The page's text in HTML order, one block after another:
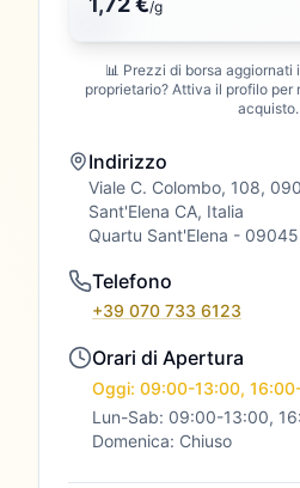
/g
📊 Prezzi di borsa aggiornati
proprietario? Attiva il profilo per
acquisto.
Indirizzo
Viale C. Colombo, 108,
Sant'Elena CA, Italia
Quartu Sant'Elena - 09045
Telefono
+39 070 733 6123
Orari di Apertura
Oggi: 09:00-13:00,
Lun-Sab: 09:00-13:00,
Domenica: Chiuso